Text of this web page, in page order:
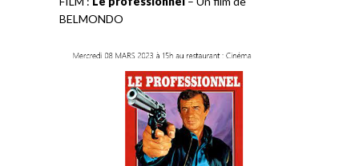
BELMONDO